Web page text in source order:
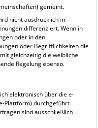
gemeint.
nicht ausdrücklich in
differenziert. Wenn in
oder in den
oder Begrifflichkeiten die
gleichzeitig die weibliche
Regelung ebenso.
elektronisch über die e-
Plattform) durchgeführt.
sind ausschließlich